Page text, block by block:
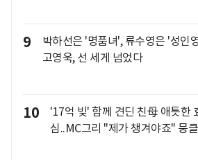
9
박하선은 '명품녀', 류수영은 '성인
고영욱, 선 세게 넘었다
10
'17억 빚' 함께 견딘 친母 애틋한
심..MC그리 "제가 챙겨야죠" 뭉클